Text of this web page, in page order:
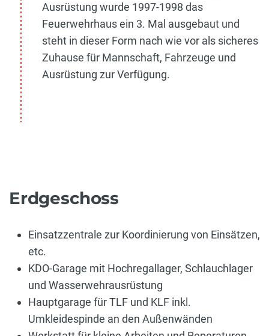
Ausrüstung wurde 1997-1998 das
Feuerwehrhaus ein 3. Mal ausgebaut und
steht in dieser Form nach wie vor als sicheres
Zuhause für Mannschaft, Fahrzeuge und
Ausrüstung zur Verfügung.
Erdgeschoss
Einsatzzentrale zur Koordinierung von Einsätzen,
etc.
KDO-Garage mit Hochregallager, Schlauchlager
und Wasserwehrausrüstung
Hauptgarage für TLF und KLF inkl.
Umkleidespinde an den Außenwänden